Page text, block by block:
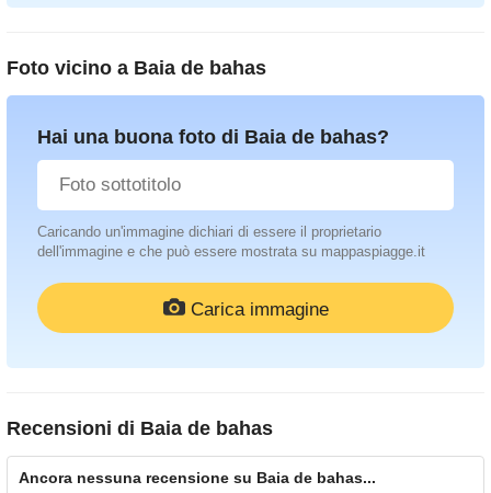
Foto vicino a Baia de bahas
Hai una buona foto di Baia de bahas?
Caricando un'immagine dichiari di essere il proprietario
dell'immagine e che può essere mostrata su mappaspiagge.it
Carica immagine
Recensioni di Baia de bahas
Ancora nessuna recensione su Baia de bahas...